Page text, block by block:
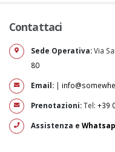
Contattaci
Sede Operativa:Via
80
Email: |
Prenotazioni:Tel: +39
Assistenza e